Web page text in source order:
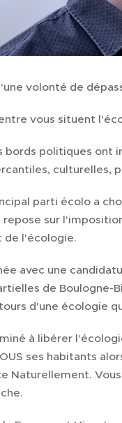
volonté de
vous situent
bords politiques ont
culturelles,
parti écolo a
repose sur
de l'écologie.
avec une
de Boulogne-
d'une écologie
à libérer
ses habitants
Naturellement.